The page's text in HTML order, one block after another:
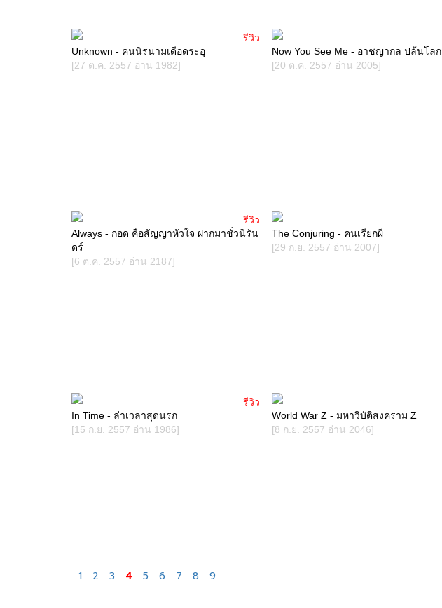
Unknown - คนนิรนามเดือดระอุ
[27 ต.ค. 2557 อ่าน 1982]
รีวิว
Now You See Me - อาชญากล ปล้นโลก
[20 ต.ค. 2557 อ่าน 2005]
Always - กอด คือสัญญาหัวใจ ฝากมาชั่วนิรัน
ดร์
[6 ต.ค. 2557 อ่าน 2187]
รีวิว
The Conjuring - คนเรียกผี
[29 ก.ย. 2557 อ่าน 2007]
In Time - ล่าเวลาสุดนรก
[15 ก.ย. 2557 อ่าน 1986]
รีวิว
World War Z - มหาวิบัติสงคราม Z
[8 ก.ย. 2557 อ่าน 2046]
1 2 3 4 5 6 7 8 9